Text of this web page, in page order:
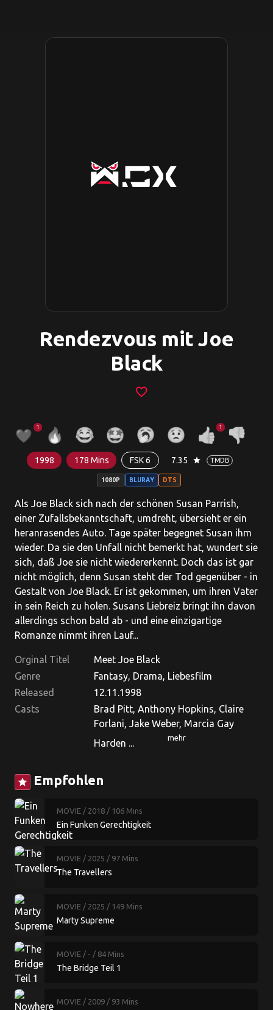
Rendezvous mit Joe
Black
favorite_border
1 1
1998 178 Mins FSK 6 7.35 star TMDB
1080P BLURAY DTS
Als Joe Black sich nach der schönen Susan Parrish,
einer Zufallsbekanntschaft, umdreht, übersieht er ein
heranrasendes Auto. Tage später begegnet Susan ihm
wieder. Da sie den Unfall nicht bemerkt hat, wundert sie
sich, daß Joe sie nicht wiedererkennt. Doch das ist gar
nicht möglich, denn Susan steht der Tod gegenüber - in
Gestalt von Joe Black. Er ist gekommen, um ihren Vater
in sein Reich zu holen. Susans Liebreiz bringt ihn davon
allerdings schon bald ab - und eine einzigartige
Romanze nimmt ihren Lauf...
Orginal Titel
Meet Joe Black
Genre
Fantasy, Drama, Liebesfilm
Released
12.11.1998
Casts
Brad Pitt, Anthony Hopkins, Claire
Forlani, Jake Weber, Marcia Gay
Harden ...
mehr
star Empfohlen
MOVIE / 2018 / 106 Mins
Ein Funken Gerechtigkeit
MOVIE / 2025 / 97 Mins
The Travellers
MOVIE / 2025 / 149 Mins
Marty Supreme
MOVIE / - / 84 Mins
The Bridge Teil 1
MOVIE / 2009 / 93 Mins